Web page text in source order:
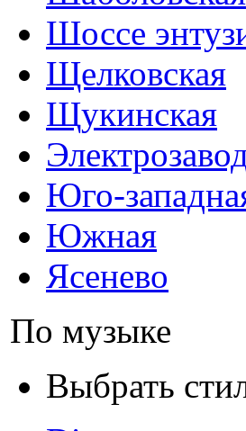
Шоссе
Щелковская
Щукинская
Юго-
Южная
Ясенево
По музыке
Выбрать